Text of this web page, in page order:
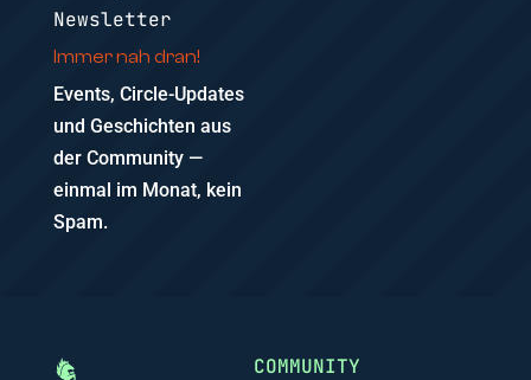
Newsletter
Immer nah dran!
Events, Circle-Updates
und Geschichten aus
der Community —
einmal im Monat, kein
Spam.
COMMUNITY